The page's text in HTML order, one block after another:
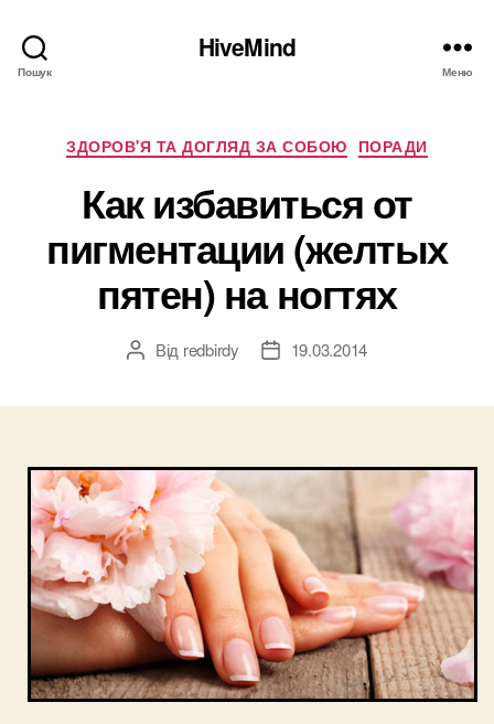
Пошук
HiveMind
Меню
Категорії
ЗДОРОВ'Я ТА ДОГЛЯД ЗА СОБОЮ ПОРАДИ
Как избавиться от
пигментации (желтых
пятен) на ногтях
Автор
Від redbirdy
Дата19.03.2014